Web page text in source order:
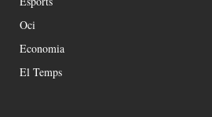
Oci
Economia
El Temps